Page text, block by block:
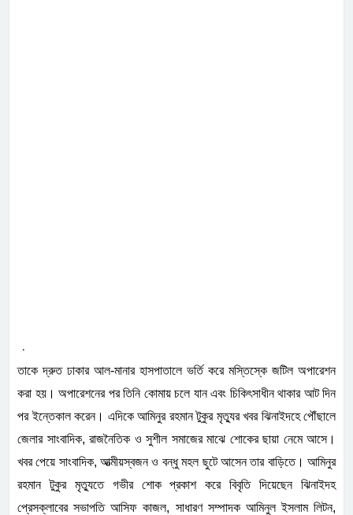
.
তাকে দ্রুত ঢাকার আল-মানার হাসপাতালে ভর্তি করে মস্তিস্কে জটিল অপারেশন
করা হয়। অপারেশনের পর তিনি কোমায় চলে যান এবং চিকিৎসাধীন থাকার আট দিন
পর ইন্তেকাল করেন। এদিকে আমিনুর রহমান টুকুর মৃত্যুর খবর ঝিনাইদহে পৌঁছালে
জেলার সাংবাদিক, রাজনৈতিক ও সুশীল সমাজের মাঝে শোকের ছায়া নেমে আসে।
খবর পেয়ে সাংবাদিক, আত্মীয়স্বজন ও বন্ধু মহল ছুটে আসেন তার বাড়িতে। আমিনুর
রহমান টুকুর মৃত্যুতে গভীর শোক প্রকাশ করে বিবৃতি দিয়েছেন ঝিনাইদহ
প্রেসক্লাবের সভাপতি আসিফ কাজল, সাধারণ সম্পাদক আমিনুল ইসলাম লিটন,